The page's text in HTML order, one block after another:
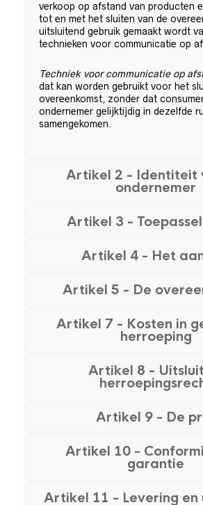
verkoop op afstand van producten
tot en met het sluiten van de
uitsluitend gebruik gemaakt wordt
technieken voor communicatie op
Techniek voor communicatie op
dat kan worden gebruikt voor het
overeenkomst, zonder dat
ondernemer gelijktijdig in dezelfde
samengekomen.
Artikel 2 - Identiteit
ondernemer
Artikel 3 -
Artikel 4 - Het
Artikel 5 - De
Artikel 7 - Kosten in
herroeping
Artikel 8 -
Artikel 9 - De
Artikel 10 -
garantie
Artikel 11 - Levering en